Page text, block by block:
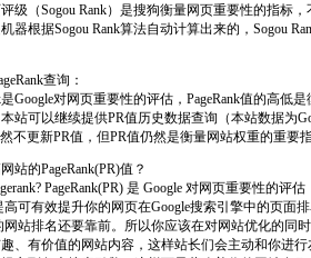
级（Sogou Rank）是搜狗衡量网页重要性的指标
器根据Sogou Rank算法自动计算出来的，Sogou
查询：
是Google对网页重要性的评估，PageRank值的高
站可以继续提供PR值历史数据查询（本站数据为
不更新PR值，但PR值仍然是衡量网站权重的重要
站的PageRank(PR)值？
PageRank(PR) 是 Google 对网页重要性的评估
高可有效提升你的网页在Google搜索引擎中的页面
网站排名还要靠前。所以你应该在对网站优化的同
趣、有价值的网站内容，这样站长们会主动和你进